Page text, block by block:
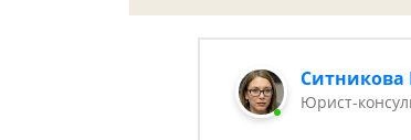
Ситникова
Юрист-